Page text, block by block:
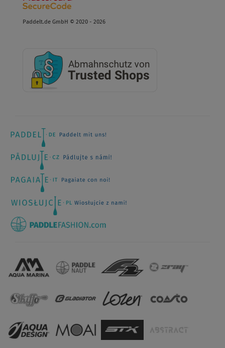
Paddelt.de GmbH © 2020 - 2026